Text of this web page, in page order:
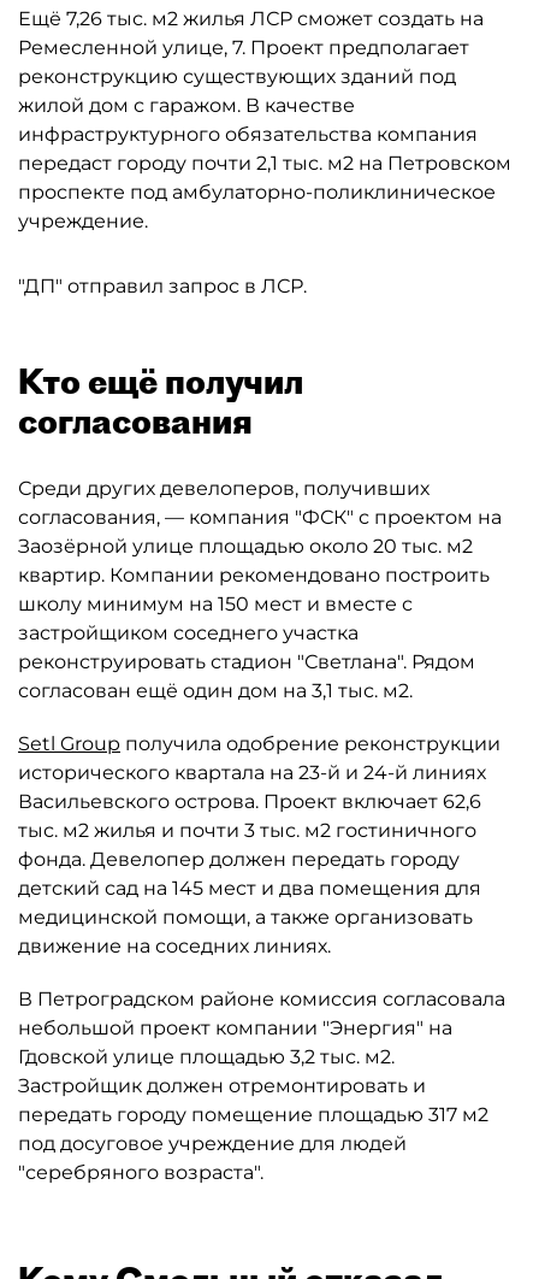
Ещё 7,26 тыс. м2 жилья ЛСР сможет создать на
Ремесленной улице, 7. Проект предполагает
реконструкцию существующих зданий под
жилой дом с гаражом. В качестве
инфраструктурного обязательства компания
передаст городу почти 2,1 тыс. м2 на Петровском
проспекте под амбулаторно-поликлиническое
учреждение.
"ДП" отправил запрос в ЛСР.
Кто ещё получил
согласования
Среди других девелоперов, получивших
согласования, — компания "ФСК" с проектом на
Заозёрной улице площадью около 20 тыс. м2
квартир. Компании рекомендовано построить
школу минимум на 150 мест и вместе с
застройщиком соседнего участка
реконструировать стадион "Светлана". Рядом
согласован ещё один дом на 3,1 тыс. м2.
Setl Group получила одобрение реконструкции
исторического квартала на 23-й и 24-й линиях
Васильевского острова. Проект включает 62,6
тыс. м2 жилья и почти 3 тыс. м2 гостиничного
фонда. Девелопер должен передать городу
детский сад на 145 мест и два помещения для
медицинской помощи, а также организовать
движение на соседних линиях.
В Петроградском районе комиссия согласовала
небольшой проект компании "Энергия" на
Гдовской улице площадью 3,2 тыс. м2.
Застройщик должен отремонтировать и
передать городу помещение площадью 317 м2
под досуговое учреждение для людей
"серебряного возраста".